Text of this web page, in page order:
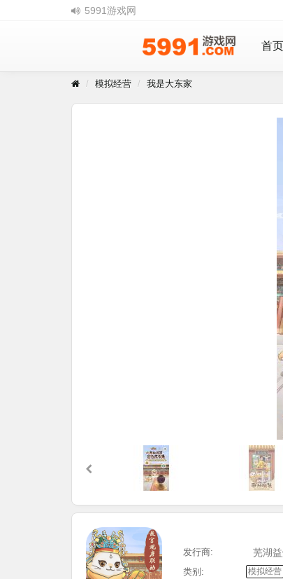
5991游戏网
首页
模拟经营 我是大东家
发行商: 芜湖
类别: 模拟经营